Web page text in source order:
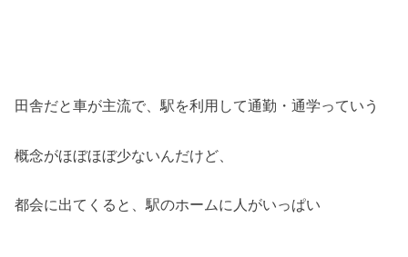
田舎だと車が主流で、駅を利用して通勤・通学っていう
概念がほぼほぼ少ないんだけど、
都会に出てくると、駅のホームに人がいっぱい